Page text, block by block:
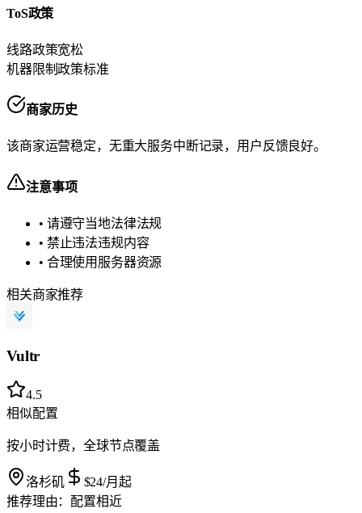
ToS政策
线路政策宽松
机器限制政策标准
商家历史
该商家运营稳定，无重大服务中断记录，用户反馈良好。
注意事项
• 请遵守当地法律法规
• 禁止违法违规内容
• 合理使用服务器资源
相关商家推荐
Vultr
4.5
相似配置
按小时计费，全球节点覆盖
洛杉矶 $24/月起
推荐理由： 配置相近